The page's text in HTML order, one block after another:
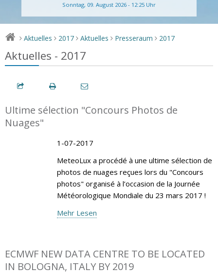
Sonntag, 09. August 2026 - 12:25 Uhr
> Aktuelles > 2017 > Aktuelles > Presseraum > 2017
Aktuelles - 2017
Ultime sélection "Concours Photos de
Nuages"
1-07-2017
MeteoLux a procédé à une ultime sélection de
photos de nuages reçues lors du "Concours
photos" organisé à l’occasion de la Journée
Météorologique Mondiale du 23 mars 2017 !
Mehr Lesen
ECMWF NEW DATA CENTRE TO BE LOCATED
IN BOLOGNA, ITALY BY 2019